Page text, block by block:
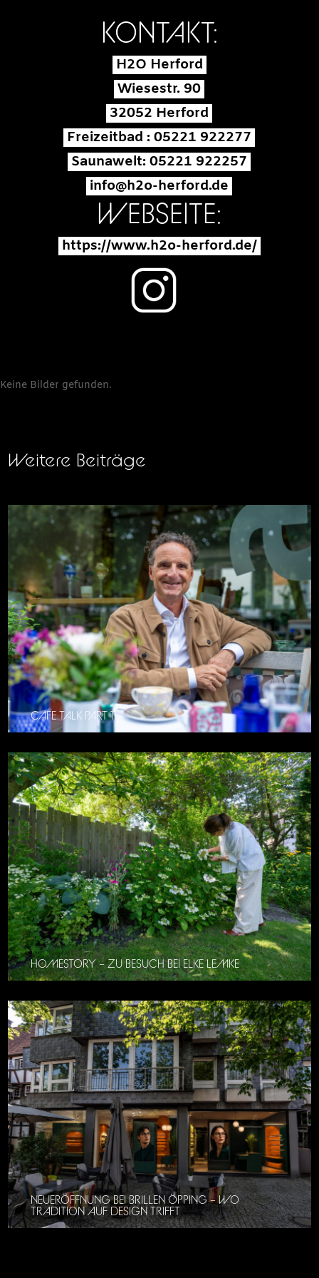
KONTAKT:
H2O Herford
Wiesestr. 90
32052 Herford
Freizeitbad : 05221 922277
Saunawelt: 05221 922257
info@h2o-herford.de
WEBSEITE:
https://www.h2o-herford.de/
Keine Bilder gefunden.
Weitere Beiträge
CAFE TALK PART 11
HOMESTORY – ZU BESUCH BEI ELKE LEMKE
NEUERÖFFNUNG BEI BRILLEN ÖPPING – WO
TRADITION AUF DESIGN TRIFFT